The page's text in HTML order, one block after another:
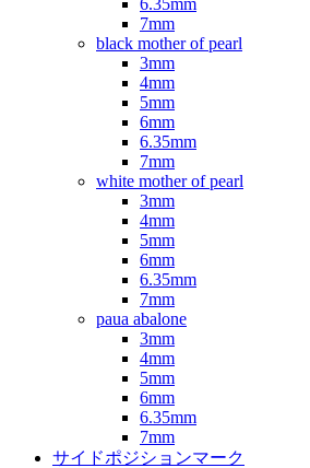
6.35mm
7mm
black mother of pearl
3mm
4mm
5mm
6mm
6.35mm
7mm
white mother of pearl
3mm
4mm
5mm
6mm
6.35mm
7mm
paua abalone
3mm
4mm
5mm
6mm
6.35mm
7mm
サイドポジションマーク